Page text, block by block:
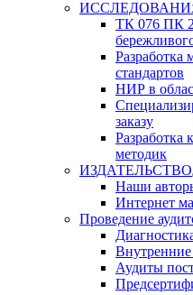
ТК 076 ПК
стандартов
НИР в
заказу
Разработка
методик
ИЗДАТЕЛЬСТВО
Наши
Интернет
Проведение
Аудиты